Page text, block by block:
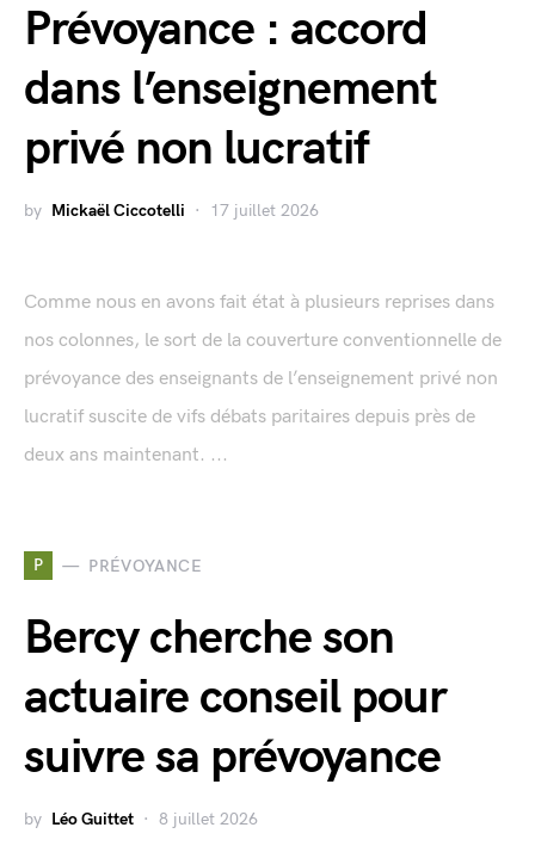
Prévoyance : accord
dans l’enseignement
privé non lucratif
by Mickaël Ciccotelli 17 juillet 2026
Comme nous en avons fait état à plusieurs reprises dans
nos colonnes, le sort de la couverture conventionnelle de
prévoyance des enseignants de l’enseignement privé non
lucratif suscite de vifs débats paritaires depuis près de
deux ans maintenant. ...
P PRÉVOYANCE
Bercy cherche son
actuaire conseil pour
suivre sa prévoyance
by Léo Guittet 8 juillet 2026